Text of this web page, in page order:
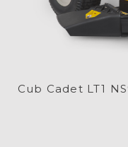
Cub Cadet LT1